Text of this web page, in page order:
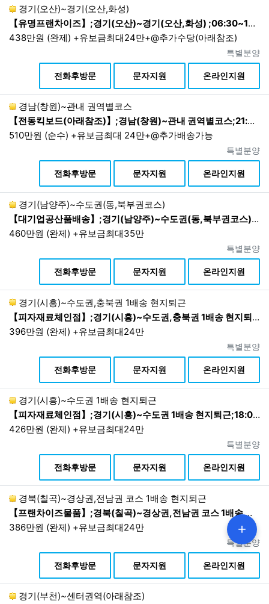
경기(오산)~경기(오산,화성)
【유명프랜차이즈】;경기(오산)~경기(오산,화성) ;06:30~15:30 상차후 퇴근
438만원 (완제) +유보금최대24만+@추가수당(아래참조)
진행상태
특별분양
전화후방문
문자지원 온라인지원
경남(창원)~관내 권역별코스
【전동킥보드(아래참조)】;경남(창원)~관내 권역별코스;21:00~03:00
510만원 (순수) +유보금최대 24만+@추가배송가능
진행상태
특별분양
전화후방문
문자지원 온라인지원
경기(남양주)~수도권(동,북부권코스)
【대기업공산품배송】;경기(남양주)~수도권(동,북부권코스);07:00~16:00 현지퇴근
460만원 (완제) +유보금최대35만
진행상태
특별분양
전화후방문
문자지원 온라인지원
경기(시흥)~수도권,충북권 1배송 현지퇴근
【피자재료체인점】;경기(시흥)~수도권,충북권 1배송 현지퇴근;06:00~14:00 1배송 현지퇴근
396만원 (완제) +유보금최대24만
진행상태
특별분양
전화후방문
문자지원 온라인지원
경기(시흥)~수도권 1배송 현지퇴근
【피자재료체인점】;경기(시흥)~수도권 1배송 현지퇴근;18:00~02:00 1배송 현지퇴근
426만원 (완제) +유보금최대24만
진행상태
특별분양
전화후방문
문자지원 온라인지원
경북(칠곡)~경상권,전남권 코스 1배송 현지퇴근
【프랜차이즈물품】;경북(칠곡)~경상권,전남권 코스 1배송 현지퇴근; 07:00~16:00 현지퇴근 1배송 현지퇴근
386만원 (완제) +유보금최대24만
진행상태
특별분양
전화후방문
문자지원 온라인지원
경기(부천)~센터권역(아래참조)
+